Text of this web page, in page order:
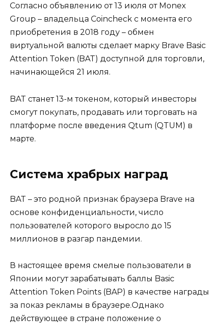
Согласно объявлению от 13 июля от Monex
Group – владельца Coincheck с момента его
приобретения в 2018 году – обмен
виртуальной валюты сделает марку Brave Basic
Attention Token (BAT) доступной для торговли,
начинающейся 21 июля.
BAT станет 13-м токеном, который инвесторы
смогут покупать, продавать или торговать на
платформе после введения Qtum (QTUM) в
марте.
Система храбрых наград
BAT – это родной признак браузера Brave на
основе конфиденциальности, число
пользователей которого выросло до 15
миллионов в разгар пандемии.
В настоящее время смелые пользователи в
Японии могут зарабатывать баллы Basic
Attention Token Points (BAP) в качестве награды
за показ рекламы в браузере.Однако
действующее в стране положение о